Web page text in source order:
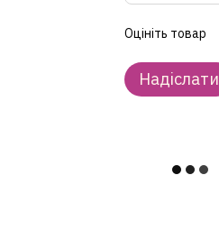
Оцініть товар
Надіслати